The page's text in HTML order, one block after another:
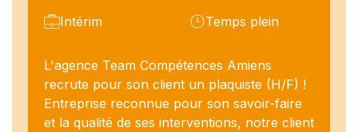
Intérim
Temps plein
L'agence Team Compétences Amiens
recrute pour son client un plaquiste (H/F) !
Entreprise reconnue pour son savoir-faire
et la qualité de ses interventions, notre client